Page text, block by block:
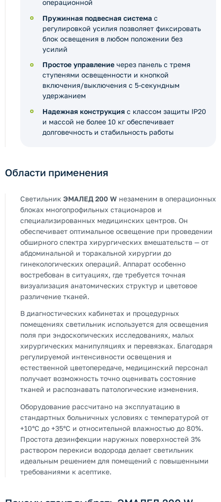
операционной
Пружинная подвесная система с
регулировкой усилия позволяет фиксировать
блок освещения в любом положении без
усилий
Простое управление через панель с тремя
ступенями освещенности и кнопкой
включения/выключения с 5-секундным
удержанием
Надежная конструкция с классом защиты IP20
и массой не более 10 кг обеспечивает
долговечность и стабильность работы
Области применения
Светильник ЭМАЛЕД 200 W незаменим в операционных
блоках многопрофильных стационаров и
специализированных медицинских центров. Он
обеспечивает оптимальное освещение при проведении
обширного спектра хирургических вмешательств — от
абдоминальной и торакальной хирургии до
гинекологических операций. Аппарат особенно
востребован в ситуациях, где требуется точная
визуализация анатомических структур и цветовое
различение тканей.
В диагностических кабинетах и процедурных
помещениях светильник используется для освещения
поля при эндоскопических исследованиях, малых
хирургических манипуляциях и перевязках. Благодаря
регулируемой интенсивности освещения и
естественной цветопередаче, медицинский персонал
получает возможность точно оценивать состояние
тканей и распознавать патологические изменения.
Оборудование рассчитано на эксплуатацию в
стандартных больничных условиях с температурой от
+10°C до +35°C и относительной влажностью до 80%.
Простота дезинфекции наружных поверхностей 3%
раствором перекиси водорода делает светильник
идеальным решением для помещений с повышенными
требованиями к асептике.